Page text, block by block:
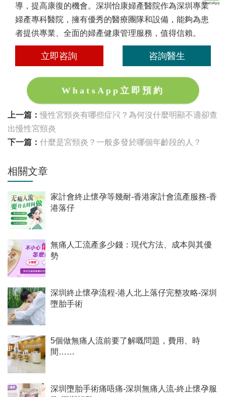
導，提高康復的機會。深圳怡康婦產醫院作為深圳專業
婦產專科醫院，擁有優秀的醫療團隊和設備，能夠為患
者提供專業、全面的婦產健康管理服務，值得信賴。
立即咨詢 咨詢醫生
WhatsApp立即預約
上一篇： 慢性宮頸炎有哪些症狀？為何沒什麼明顯不適卻查
出慢性宮頸炎
下一篇： 什麼是宮頸炎？一般多發於哪個年齡段的人？
相關文章
家計會終止懷孕等幾耐-香港家計會流產服務-香
港落仔
無痛人工流產多少錢：現代方法、成本與其優
勢
深圳終止懷孕流程-港人北上落仔完整攻略-深圳
墮胎手術
5個做無痛人流前要了解嘅問題，費用、時
間……
深圳墮胎手術痛唔痛-深圳無痛人流-終止懷孕服